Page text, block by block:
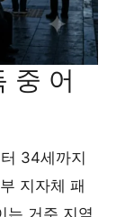
중 어
34세까지
지자체 패
는 거주 지역